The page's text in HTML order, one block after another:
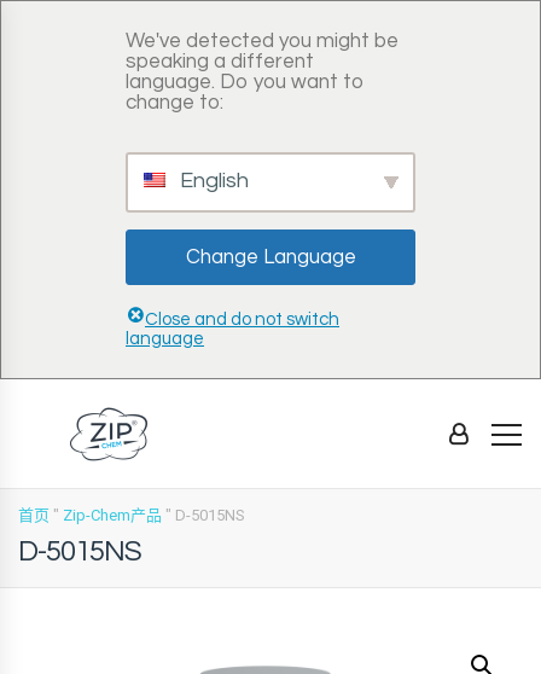
We've detected you might be
speaking a different
language. Do you want to
change to:
English
Change Language
Close and do not switch
language
首页 " Zip-Chem产品 " D-5015NS
D-5015NS